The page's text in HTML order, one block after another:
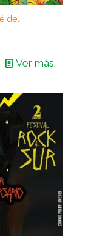
del
Ver más